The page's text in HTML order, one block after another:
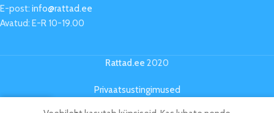
E-post: info@rattad.ee
Avatud: E-R 10-19.00
Rattad.ee 2020
Privaatsustingimused